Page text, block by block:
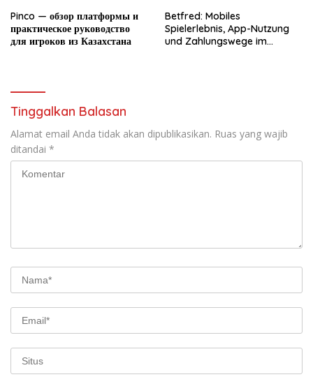
Pinco — обзор платформы и
практическое руководство
для игроков из Казахстана
Betfred: Mobiles
Spielerlebnis, App-Nutzung
und Zahlungswege im
Tinggalkan Balasan
Alamat email Anda tidak akan dipublikasikan. Ruas yang wajib
ditandai *